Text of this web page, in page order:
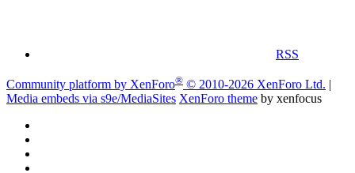
RSS
Community platform by XenForo® © 2010-2026 XenForo Ltd. |
Media embeds via s9e/MediaSites XenForo theme by xenfocus